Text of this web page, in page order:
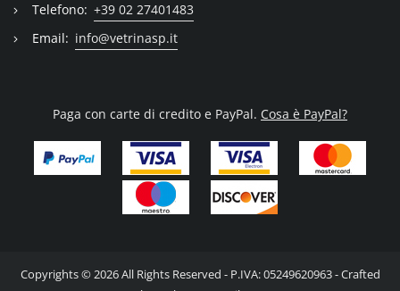
Telefono: +39 02 27401483
Email: info@vetrinasp.it
Paga con carte di credito e PayPal. Cosa è PayPal?
Copyrights © 2026 All Rights Reserved - P.IVA: 05249620963 - Crafted